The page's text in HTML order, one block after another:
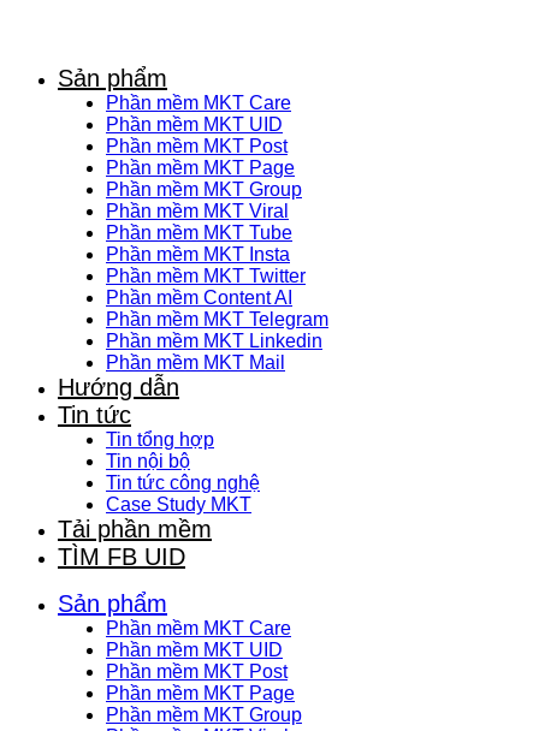
Sản phẩm
Phần mềm MKT Care
Phần mềm MKT UID
Phần mềm MKT Post
Phần mềm MKT Page
Phần mềm MKT Group
Phần mềm MKT Viral
Phần mềm MKT Tube
Phần mềm MKT Insta
Phần mềm MKT Twitter
Phần mềm Content AI
Phần mềm MKT Telegram
Phần mềm MKT Linkedin
Phần mềm MKT Mail
Hướng dẫn
Tin tức
Tin tổng hợp
Tin nội bộ
Tin tức công nghệ
Case Study MKT
Tải phần mềm
TÌM FB UID
Sản phẩm
Phần mềm MKT Care
Phần mềm MKT UID
Phần mềm MKT Post
Phần mềm MKT Page
Phần mềm MKT Group